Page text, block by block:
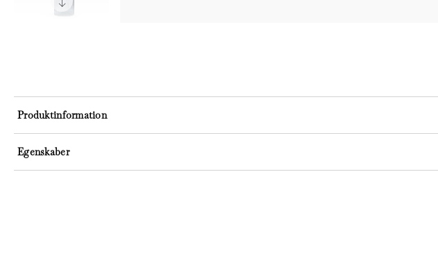
Egenskaber
Produktinformation